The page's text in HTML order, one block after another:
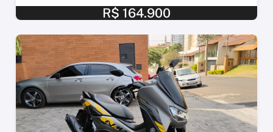
R$ 164.900